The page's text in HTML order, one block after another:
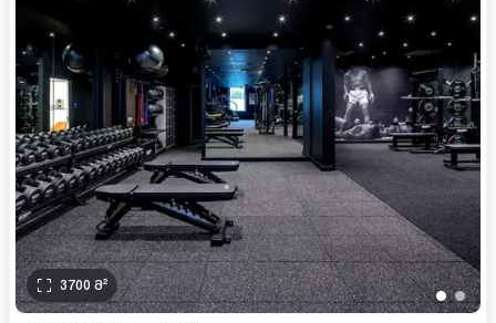
••
3700 მ²